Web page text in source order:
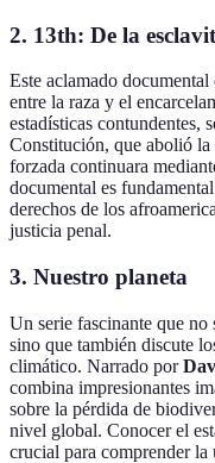
2. 13th: De la
Este aclamado documental
entre la raza y el
estadísticas contundentes,
Constitución, que abolió
forzada continuara
documental es
derechos de los
justicia penal.
3. Nuestro planeta
Un serie fascinante que no
sino que también discute
climático. Narrado por
combina impresionantes
sobre la pérdida de
nivel global. Conocer el
crucial para comprender